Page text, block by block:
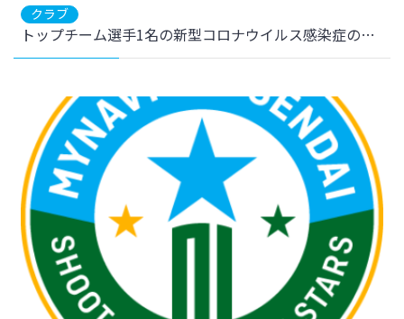
クラブ
トップチーム選手1名の新型コロナウイルス感染症の陽性判定、トップチーム選手2名およびトップチーム関係者1名が陽性疑いのお知らせ